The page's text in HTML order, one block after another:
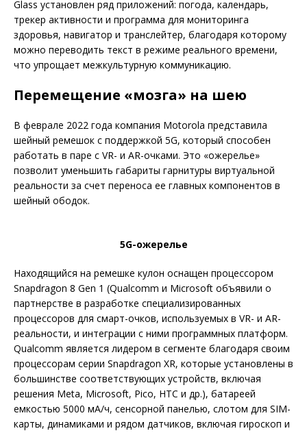
Glass установлен ряд приложений: погода, календарь,
трекер активности и программа для мониторинга
здоровья, навигатор и транслейтер, благодаря которому
можно переводить текст в режиме реального времени,
что упрощает межкультурную коммуникацию.
Перемещение «мозга» на шею
В феврале 2022 года компания Motorola представила
шейный ремешок с поддержкой 5G, который способен
работать в паре с VR- и AR-очками. Это «ожерелье»
позволит уменьшить габариты гарнитуры виртуальной
реальности за счет переноса ее главных компонентов в
шейный ободок.
5G-ожерелье
Находящийся на ремешке кулон оснащен процессором
Snapdragon 8 Gen 1 (Qualcomm и Microsoft объявили о
партнерстве в разработке специализированных
процессоров для смарт-очков, используемых в VR- и AR-
реальности, и интеграции с ними программных платформ.
Qualcomm является лидером в сегменте благодаря своим
процессорам серии Snapdragon XR, которые установлены в
большинстве соответствующих устройств, включая
решения Meta, Microsoft, Pico, HTC и др.), батареей
емкостью 5000 мА/ч, сенсорной панелью, слотом для SIM-
карты, динамиками и рядом датчиков, включая гироскоп и